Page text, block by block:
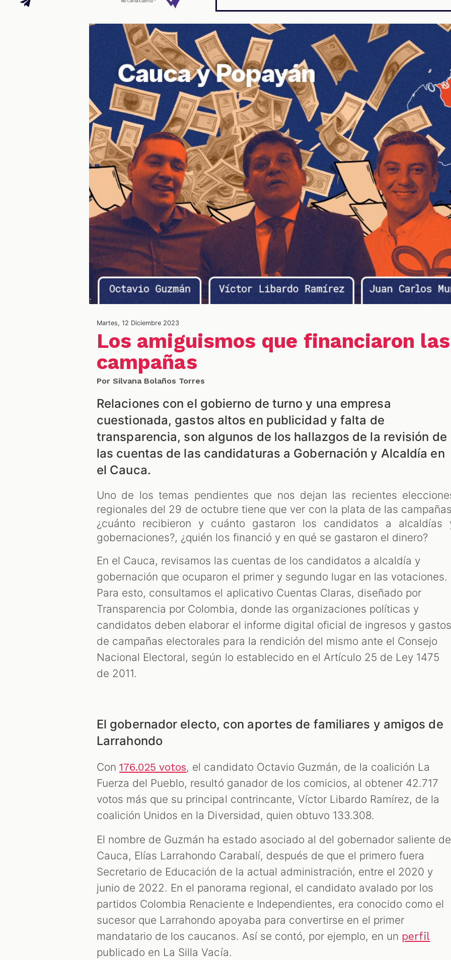
Martes, 12 Diciembre 2023
Los amiguismos que financiaron las
campañas
Por Silvana Bolaños Torres
Relaciones con el gobierno de turno y una empresa
cuestionada, gastos altos en publicidad y falta de
transparencia, son algunos de los hallazgos de la revisión de
las cuentas de las candidaturas a Gobernación y Alcaldía en
el Cauca.
Uno de los temas pendientes que nos dejan las recientes
regionales del 29 de octubre tiene que ver con la plata de las
¿cuánto recibieron y cuánto gastaron los candidatos a alcaldías
gobernaciones?, ¿quién los financió y en qué se gastaron el dinero?
En el Cauca, revisamos las cuentas de los candidatos a alcaldía y
gobernación que ocuparon el primer y segundo lugar en las votaciones.
Para esto, consultamos el aplicativo Cuentas Claras, diseñado por
Transparencia por Colombia, donde las organizaciones políticas y
candidatos deben elaborar el informe digital oficial de ingresos y
de campañas electorales para la rendición del mismo ante el Consejo
Nacional Electoral, según lo establecido en el Artículo 25 de Ley 1475
de 2011.
El gobernador electo, con aportes de familiares y amigos de
Larrahondo
Con176.025 votos, el candidato Octavio Guzmán, de la coalición La
Fuerza del Pueblo, resultó ganador de los comicios, al obtener 42.717
votos más que su principal contrincante, Víctor Libardo Ramírez, de la
coalición Unidos en la Diversidad, quien obtuvo 133.308.
El nombre de Guzmán ha estado asociado al del gobernador saliente
Cauca, Elías Larrahondo Carabalí, después de que el primero fuera
Secretario de Educación de la actual administración, entre el 2020 y
junio de 2022. En el panorama regional, el candidato avalado por los
partidos Colombia Renaciente e Independientes, era conocido como el
sucesor que Larrahondo apoyaba para convertirse en el primer
mandatario de los caucanos. Así se contó, por ejemplo, en un perfil
publicado en La Silla Vacía.